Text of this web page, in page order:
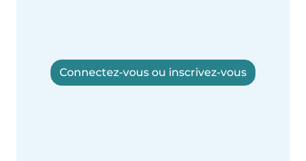
Connectez-vous ou inscrivez-vous